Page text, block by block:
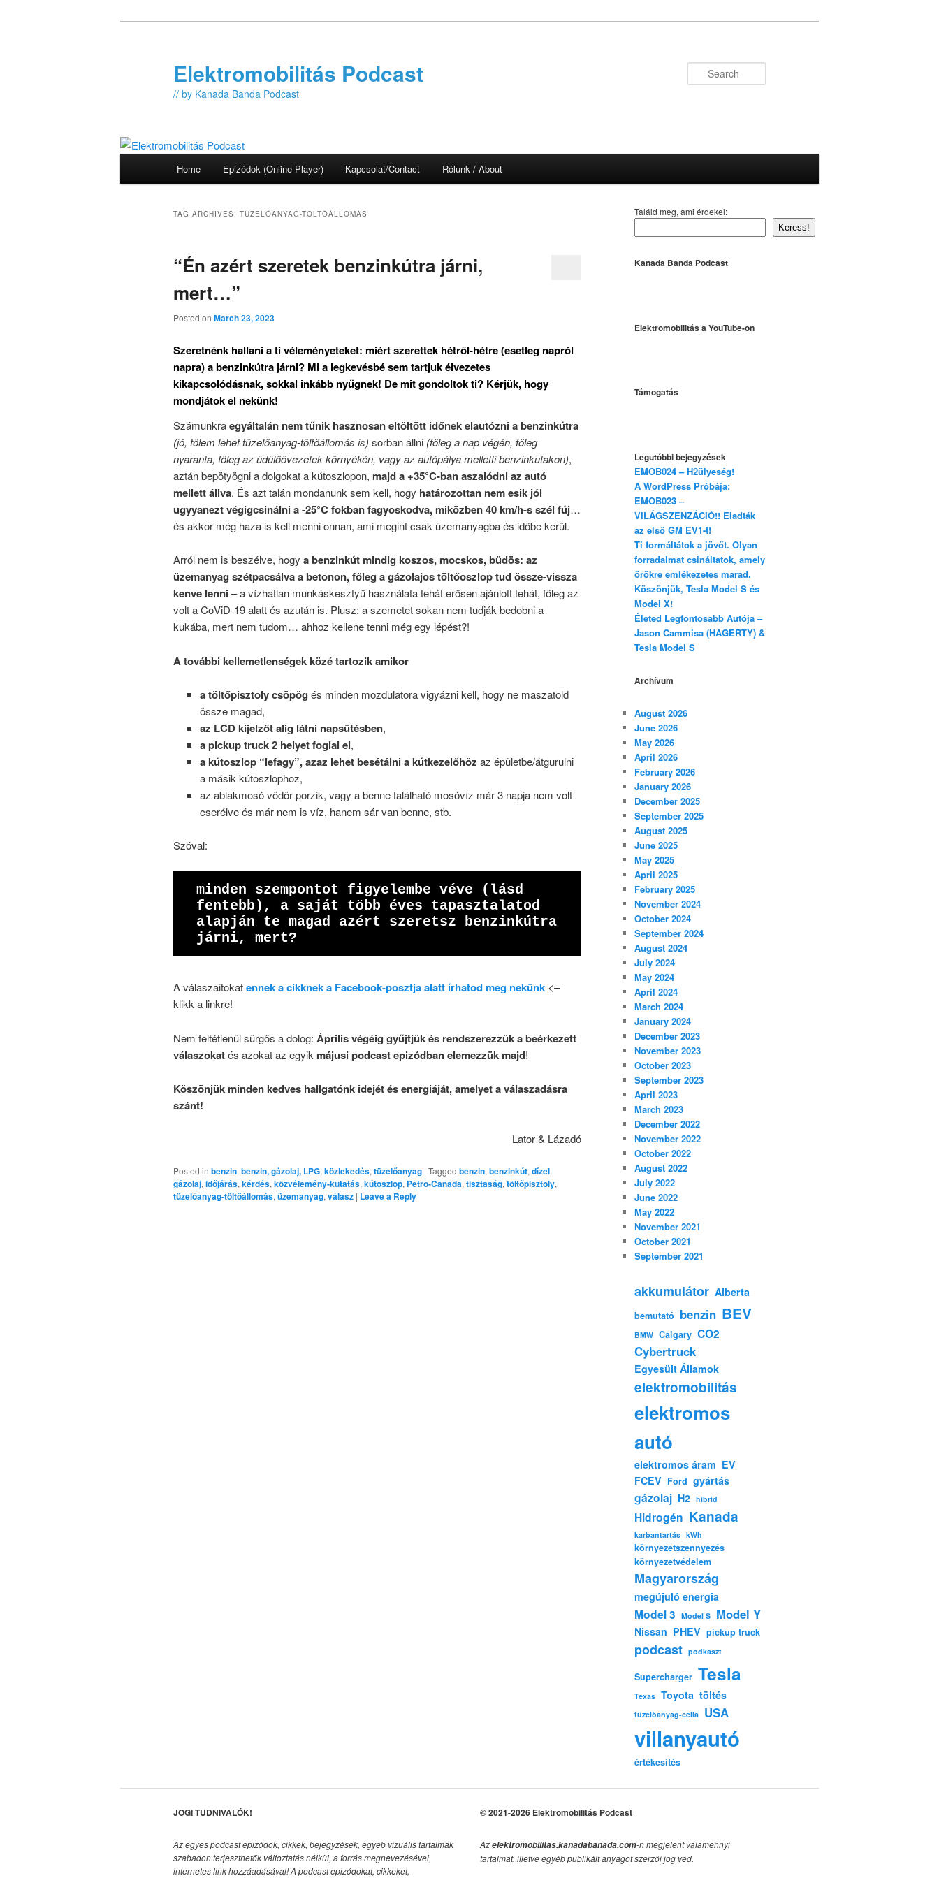
Elektromobilitás Podcast
// by Kanada Banda Podcast
Home Epizódok (Online Player) Kapcsolat/Contact Rólunk / About
TAG ARCHIVES: TÜZELŐANYAG-TÖLTŐÁLLOMÁS
“Én azért szeretek benzinkútra járni,
mert…”
Posted on March 23, 2023
Szeretnénk hallani a ti véleményeteket: miért szerettek hétről-hétre (esetleg napról
napra) a benzinkútra járni? Mi a legkevésbé sem tartjuk élvezetes
kikapcsolódásnak, sokkal inkább nyűgnek! De mit gondoltok ti? Kérjük, hogy
mondjátok el nekünk!
Számunkraegyáltalán nem tűnik hasznosan eltöltött időnek elautózni a benzinkútra
(jó, tőlem lehet tüzelőanyag-töltőállomás is) sorban állni (főleg a nap végén, főleg
nyaranta, főleg az üdülőövezetek környékén, vagy az autópálya melletti benzinkutakon),
aztán bepötyögni a dolgokat a kútoszlopon, majd a +35°C-ban aszalódni az autó
mellett állva. És azt talán mondanunk sem kell, hogy határozottan nem esik jól
ugyyanezt végigcsinálni a -25°C fokban fagyoskodva, miközben 40 km/h-s szél fúj…
és akkor még haza is kell menni onnan, ami megint csak üzemanyagba és időbe kerül.
Arról nem is beszélve, hogy a benzinkút mindig koszos, mocskos, büdös: az
üzemanyag szétpacsálva a betonon, főleg a gázolajos töltőoszlop tud össze-vissza
kenve lenni– a vízhatlan munkáskesztyű használata tehát erősen ajánlott tehát, főleg az
volt a CoViD-19 alatt és azután is. Plusz: a szemetet sokan nem tudják bedobni a
kukába, mert nem tudom… ahhoz kellene tenni még egy lépést?!
A további kellemetlenségek közé tartozik amikor
a töltőpisztoly csöpög és minden mozdulatora vigyázni kell, hogy ne maszatold
össze magad,
az LCD kijelzőt alig látni napsütésben,
a pickup truck 2 helyet foglal el,
a kútoszlop “lefagy”, azaz lehet besétálni a kútkezelőhöz az épületbe/átgurulni
a másik kútoszlophoz,
az ablakmosó vödör porzik, vagy a benne található mosóvíz már 3 napja nem volt
cserélve és már nem is víz, hanem sár van benne, stb.
Szóval:
minden szempontot figyelembe véve (lásd
fentebb), a saját több éves tapasztalatod
alapján te magad azért szeretsz benzinkútra
járni, mert?
A válaszaitokatennek a cikknek a Facebook-posztja alatt írhatod meg nekünk <–
klikk a linkre!
Nem feltétlenül sürgős a dolog: Április végéig gyűjtjük és rendszerezzük a beérkezett
válaszokatés azokat az egyik májusi podcast epizódban elemezzük majd!
Köszönjük minden kedves hallgatónk idejét és energiáját, amelyet a válaszadásra
szánt!
Lator & Lázadó
Posted in benzin, benzin, gázolaj, LPG, közlekedés, tüzelőanyag | Tagged benzin, benzinkút, dízel,
gázolaj, időjárás, kérdés, közvélemény-kutatás, kútoszlop, Petro-Canada, tisztaság, töltőpisztoly,
tüzelőanyag-töltőállomás, üzemanyag, válasz | Leave a Reply
Találd meg, ami érdekel:
Keress!
Kanada Banda Podcast
Elektromobilitás a YouTube-on
Támogatás
Legutóbbi bejegyzések
EMOB024 – H2ülyeség!
A WordPress Próbája:
EMOB023 –
VILÁGSZENZÁCIÓ!! Eladták
az első GM EV1-t!
Ti formáltátok a jövőt. Olyan
forradalmat csináltatok, amely
örökre emlékezetes marad.
Köszönjük, Tesla Model S és
Model X!
Életed Legfontosabb Autója –
Jason Cammisa (HAGERTY) &
Tesla Model S
Archívum
August 2026
June 2026
May 2026
April 2026
February 2026
January 2026
December 2025
September 2025
August 2025
June 2025
May 2025
April 2025
February 2025
November 2024
October 2024
September 2024
August 2024
July 2024
May 2024
April 2024
March 2024
January 2024
December 2023
November 2023
October 2023
September 2023
April 2023
March 2023
December 2022
November 2022
October 2022
August 2022
July 2022
June 2022
May 2022
November 2021
October 2021
September 2021
akkumulátor Alberta
bemutató benzin BEV
BMW Calgary CO2
Cybertruck
Egyesült Államok
elektromobilitás
elektromos
autó
elektromos áram EV
FCEV Ford gyártás
gázolaj H2 hibrid
Hidrogén Kanada
karbantartás kWh
környezetszennyezés
környezetvédelem
Magyarország
megújuló energia
Model 3 Model S Model Y
Nissan PHEV pickup truck
podcast podkaszt
Supercharger Tesla
Texas Toyota töltés
tüzelőanyag-cella USA
villanyautó
értékesítés
JOGI TUDNIVALÓK!
Az egyes podcast epizódok, cikkek, bejegyzések, egyéb vizuális tartalmak
szabadon terjeszthetők változtatás nélkül, a forrás megnevezésével,
internetes link hozzáadásával!A podcast epizódokat, cikkeket,
© 2021-2026 Elektromobilitás Podcast
Azelektromobilitas.kanadabanada.com-n megjelent valamennyi
tartalmat, illetve egyéb publikált anyagot szerzői jog véd.